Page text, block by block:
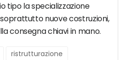
tipo la specializzazione
nuove costruzioni,
consegna chiavi in mano.
ristrutturazione